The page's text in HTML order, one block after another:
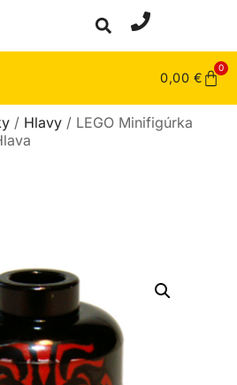
0,00 €
0
/ Hlavy / LEGO Minifigúrka